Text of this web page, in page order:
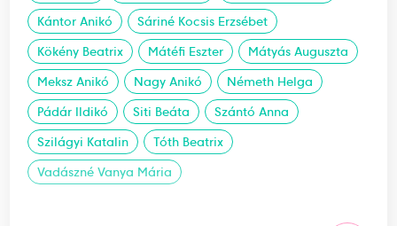
Kántor Anikó
Sáriné Kocsis Erzsébet
Kökény Beatrix
Mátéfi Eszter
Mátyás Auguszta
Meksz Anikó
Nagy Anikó
Németh Helga
Pádár Ildikó
Siti Beáta
Szántó Anna
Szilágyi Katalin
Tóth Beatrix
Vadászné Vanya Mária